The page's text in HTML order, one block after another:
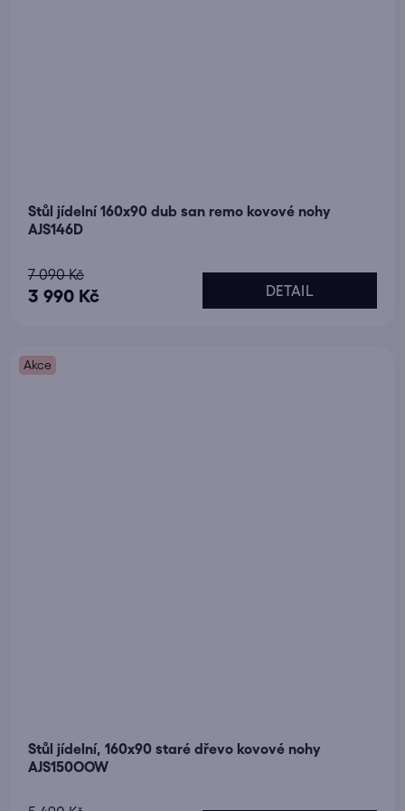
Stůl jídelní 160x90 dub san remo kovové nohy
AJS146D
Průměrné
hodnocení
5,0
3 990 Kč
7 090 Kč
DETAIL
Akce
Stůl jídelní, 160x90 staré dřevo kovové nohy
AJS150OOW
Průměrné